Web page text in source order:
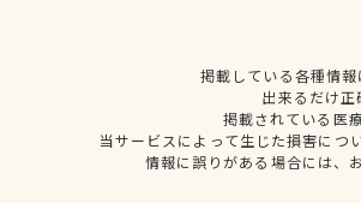
掲載している各種情
出来るだけ
掲載されている医
当サービスによって生じた損害につ
情報に誤りがある場合には、